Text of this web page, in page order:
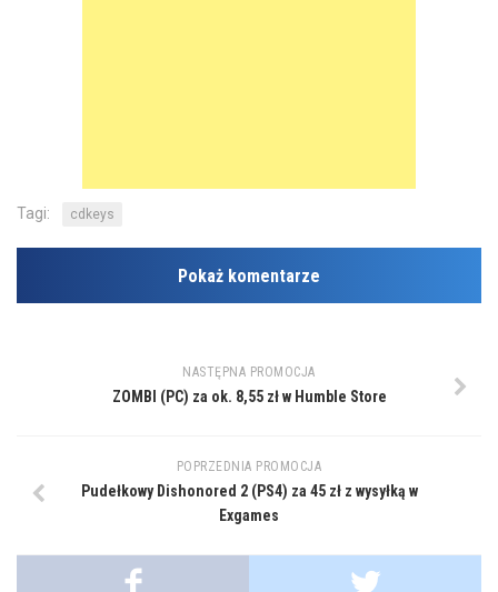
Tagi: cdkeys
Pokaż komentarze
NASTĘPNA PROMOCJA
ZOMBI (PC) za ok. 8,55 zł w Humble Store
POPRZEDNIA PROMOCJA
Pudełkowy Dishonored 2 (PS4) za 45 zł z wysyłką w
Exgames